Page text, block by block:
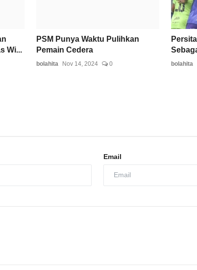
Wi...
PSM Punya Waktu Pulihkan
Pemain Cedera
bolahita Nov 14, 2024 0 bolahita
Email